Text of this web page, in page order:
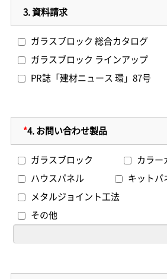
3.資料請求
ガラスブロック 総合カタログ
ガラスブロック ラインアップ
PR誌「建材ニュース 環」87号
*4.お問い合わせ製品
ガラスブロック
カラ
ハウスパネル
キット
メタルジョイント工法
その他